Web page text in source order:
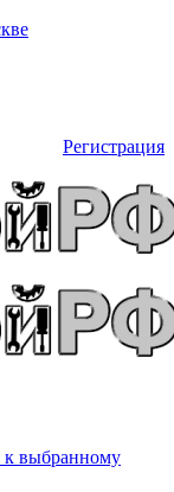
Регистрация
к выбранному